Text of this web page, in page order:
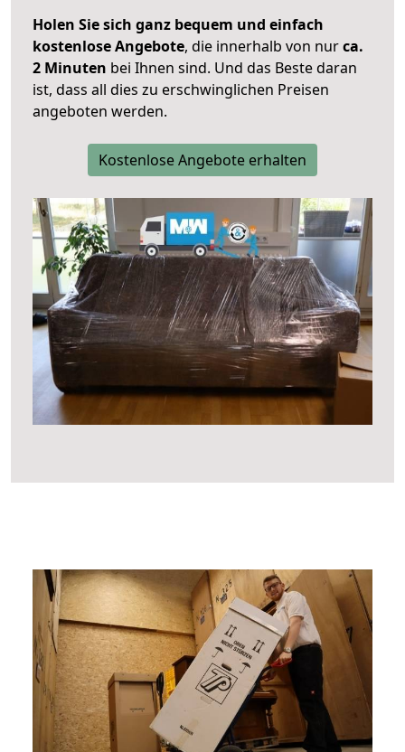
Holen Sie sich ganz bequem und einfach
kostenlose Angebote, die innerhalb von nurca.
2 Minuten bei Ihnen sind. Und das Beste daran
ist, dass all dies zu erschwinglichen Preisen
angeboten werden.
Kostenlose Angebote erhalten